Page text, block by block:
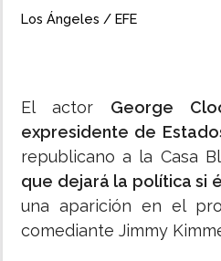
Los Ángeles / EFE
El actor George
expresidente de
republicano a la Casa
que dejará la política si
una aparición en el
comediante Jimmy